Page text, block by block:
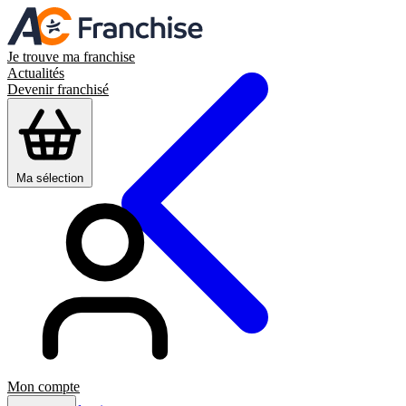
Je trouve ma franchise
Actualités
Devenir franchisé
Ma sélection
Mon compte